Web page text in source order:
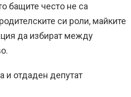
бащите често не са
си роли, майките
да избират между
и отдаден депутат